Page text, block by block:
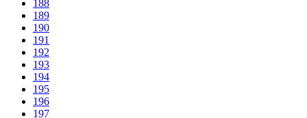
188
189
190
191
192
193
194
195
196
197